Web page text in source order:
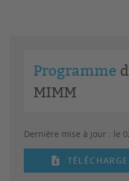
Programme
MIMM
Dernière mise à jour : le